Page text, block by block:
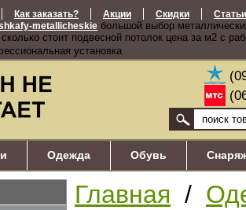
Как заказать? Акции Скидки Статьи
metallicheskie большой выбор
стоит подвесной потолок цена за м2 с
установка
Одежда Обувь
Главная /